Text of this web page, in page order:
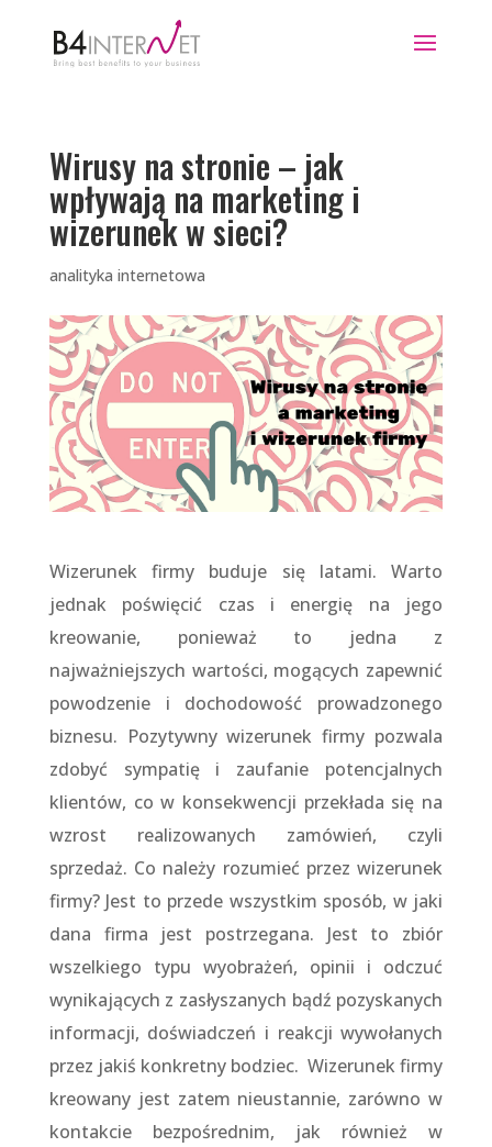
Wirusy na stronie – jak
wpływają na marketing i
wizerunek w sieci?
analityka internetowa
Wizerunek firmy buduje się latami. Warto
jednak poświęcić czas i energię na jego
kreowanie, ponieważ to jedna z
najważniejszych wartości, mogących zapewnić
powodzenie i dochodowość prowadzonego
biznesu. Pozytywny wizerunek firmy pozwala
zdobyć sympatię i zaufanie potencjalnych
klientów, co w konsekwencji przekłada się na
wzrost realizowanych zamówień, czyli
sprzedaż. Co należy rozumieć przez wizerunek
firmy? Jest to przede wszystkim sposób, w jaki
dana firma jest postrzegana. Jest to zbiór
wszelkiego typu wyobrażeń, opinii i odczuć
wynikających z zasłyszanych bądź pozyskanych
informacji, doświadczeń i reakcji wywołanych
przez jakiś konkretny bodziec. Wizerunek firmy
kreowany jest zatem nieustannie, zarówno w
kontakcie bezpośrednim, jak również w